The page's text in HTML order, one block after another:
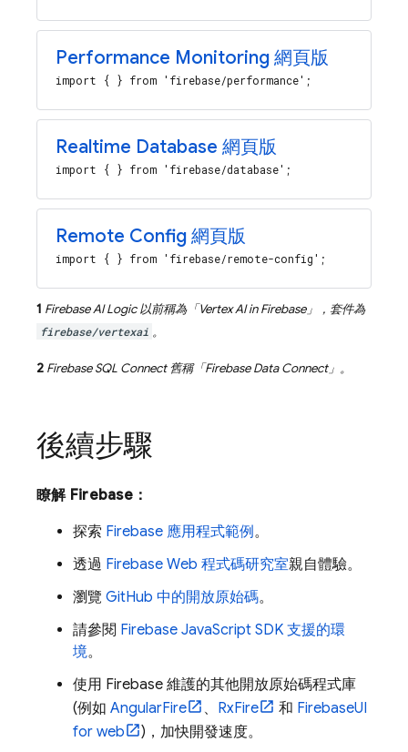
Performance Monitoring 網頁版
import { } from 'firebase/performance';
Realtime Database 網頁版
import { } from 'firebase/database';
Remote Config 網頁版
import { } from 'firebase/remote-config';
1 Firebase AI Logic以前稱為「Vertex AI in Firebase」，套件為
firebase/vertexai 。
2 Firebase SQL Connect舊稱「Firebase Data Connect」。
後續步驟
瞭解 Firebase：
探索 Firebase 應用程式範例。
透過 Firebase Web 程式碼研究室親自體驗。
瀏覽 GitHub 中的開放原始碼。
請參閱 Firebase JavaScript SDK 支援的環
境。
使用 Firebase 維護的其他開放原始碼程式庫
(例如 AngularFire 、 RxFire 和 FirebaseUI
for web
)，加快開發速度。